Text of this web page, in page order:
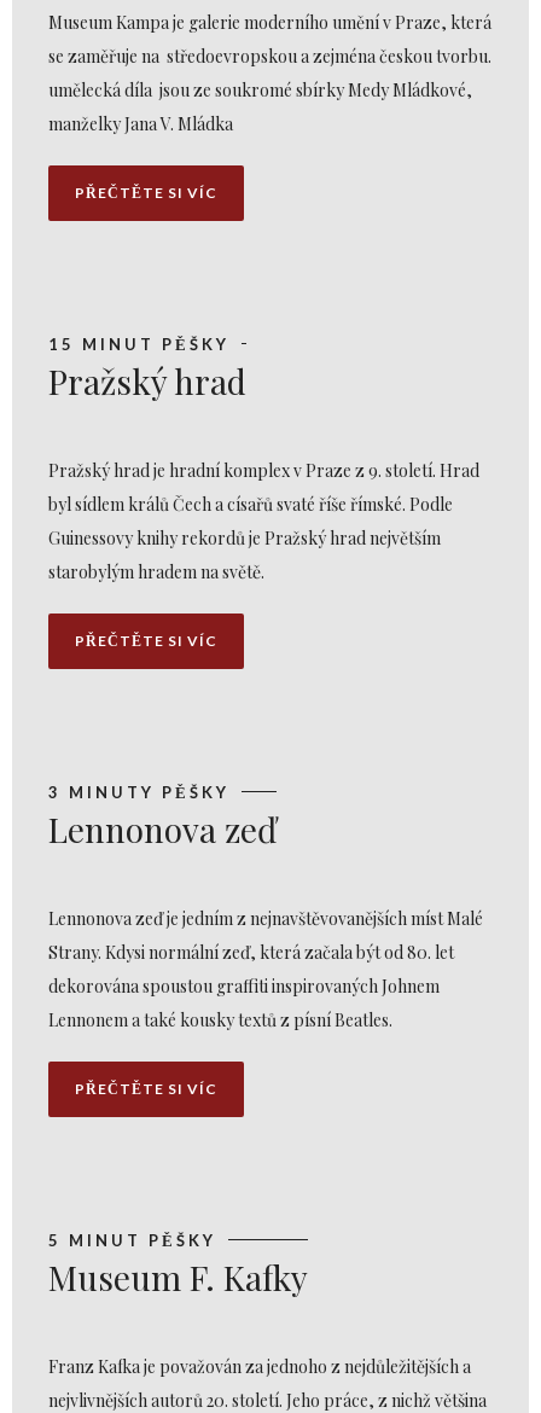
Museum Kampa je galerie moderního umění v Praze, která
se zaměřuje na středoevropskou a zejména českou tvorbu.
umělecká díla jsou ze soukromé sbírky Medy Mládkové,
manželky Jana V. Mládka
PŘEČTĚTE SI VÍC
15 MINUT PĚŠKY
Pražský hrad
Pražský hrad je hradní komplex v Praze z 9. století. Hrad
byl sídlem králů Čech a císařů svaté říše římské. Podle
Guinessovy knihy rekordů je Pražský hrad největším
starobylým hradem na světě.
PŘEČTĚTE SI VÍC
3 MINUTY PĚŠKY
Lennonova zeď
Lennonova zeď je jedním z nejnavštěvovanějších míst Malé
Strany. Kdysi normální zeď, která začala být od 80. let
dekorována spoustou graffiti inspirovaných Johnem
Lennonem a také kousky textů z písní Beatles.
PŘEČTĚTE SI VÍC
5 MINUT PĚŠKY
Museum F. Kafky
Franz Kafka je považován za jednoho z nejdůležitějších a
nejvlivnějších autorů 20. století. Jeho práce, z nichž většina